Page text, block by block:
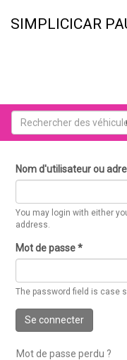
SIMPLICICAR
Nom d'utilisateur ou
You may login with either
address.
Mot de passe*
The password field is case
Se connecter
Mot de passe perdu ?